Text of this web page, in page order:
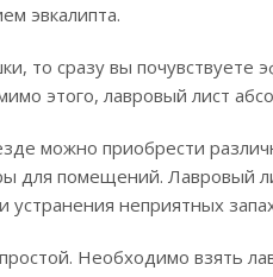
эвкалипта.
то сразу вы почувствуете
этого, лавровый лист
можно приобрести
для помещений. Лавровый
устранения неприятных
Необходимо взять